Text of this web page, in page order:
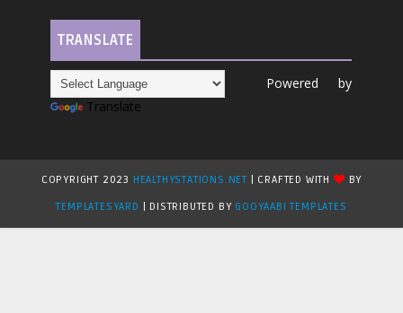
TRANSLATE
Powered by
Translate
COPYRIGHT 2023 HEALTHYSTATIONS.NET | CRAFTED WITH
BY
TEMPLATESYARD
| DISTRIBUTED BY GOOYAABI TEMPLATES